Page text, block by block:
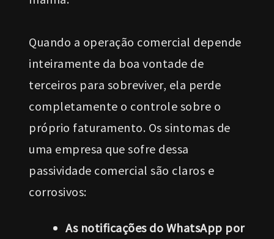
Quando a operação comercial depende
inteiramente da boa vontade de
terceiros para sobreviver, ela perde
completamente o controle sobre o
próprio faturamento. Os sintomas de
uma empresa que sofre dessa
passividade comercial são claros e
corrosivos:
As notificações do WhatsApp por